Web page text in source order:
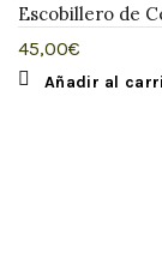
Escobillero de
45,00€
Añadir al